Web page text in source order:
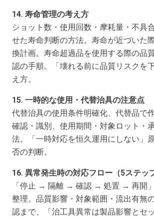
14. 寿命管理の考え方
ショット数・使用回数・摩耗量・不具
せた寿命判断の方法。寿命が近づいた
換計画。寿命超過品を使用する際の品
認の手順。「壊れる前に品質リスクを
え方。
15. 一時的な使用・代替治具の注意点
代替治具の使用条件明確化、代替品で
確認・識別、使用期間・対象ロット・
法。「一時対応を恒久運用にしない」
否の判断。
16. 異常発生時の対応フロー（5ステッ
「停止 → 隔離 → 確認 → 処置 → 再開
整理。品質影響・対象範囲・流出有無
認まで、「治工具異常は製品影響とセ